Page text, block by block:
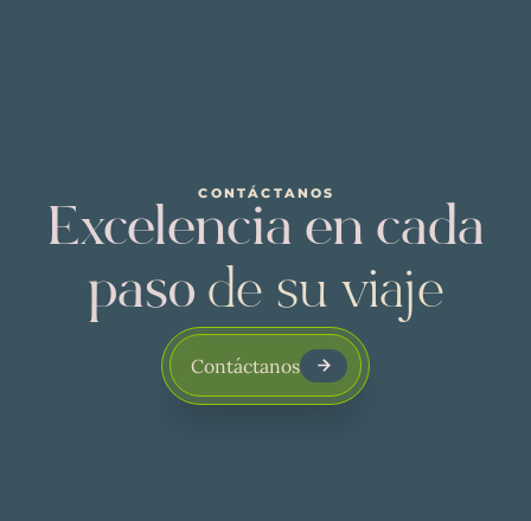
CONTÁCTANOS
Excelencia en cada
paso de su viaje
Contáctanos